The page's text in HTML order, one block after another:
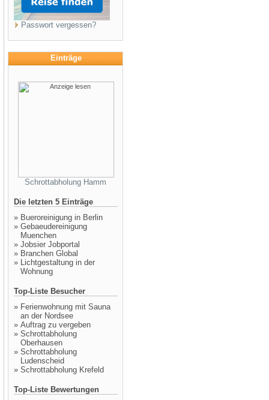
Passwort vergessen?
Einträge
Schrottabholung Hamm
Die letzten 5 Einträge
» Bueroreinigung in Berlin
» Gebaeudereinigung
Muenchen
» Jobsier Jobportal
» Branchen Global
» Lichtgestaltung in der
Wohnung
Top-Liste Besucher
» Ferienwohnung mit Sauna
an der Nordsee
» Auftrag zu vergeben
» Schrottabholung
Oberhausen
» Schrottabholung
Ludenscheid
» Schrottabholung Krefeld
Top-Liste Bewertungen